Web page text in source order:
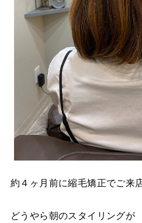
約４ヶ月前に縮毛矯正でご来
どうやら朝のスタイリングが